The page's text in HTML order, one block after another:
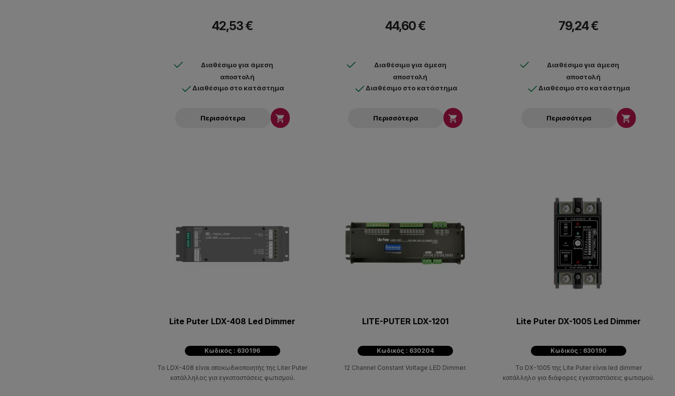
42,53 €
Διαθέσιμο για άμεση
αποστολή
Διαθέσιμο στο κατάστημα
Περισσότερα 
44,60 €
Διαθέσιμο για άμεση
αποστολή
Διαθέσιμο στο κατάστημα
Περισσότερα 
79,24 €
Διαθέσιμο για άμεση
αποστολή
Διαθέσιμο στο κατάστημα
Περισσότερα 
Lite Puter LDX-408 Led Dimmer
Κωδικός : 630196
Το LDX-408 είναι αποκωδικοποιητής της Liter Puter
κατάλληλος για εγκαταστάσεις φωτισμού.
LITE-PUTER LDX-1201
Κωδικός : 630204
12 Channel Constant Voltage LED Dimmer.
Lite Puter DX-1005 Led Dimmer
Κωδικός : 630190
To DX-1005 της Lite Puter είναι led dimmer
κατάλληλο για διάφορες εγκαταστάσεις φωτισμού.